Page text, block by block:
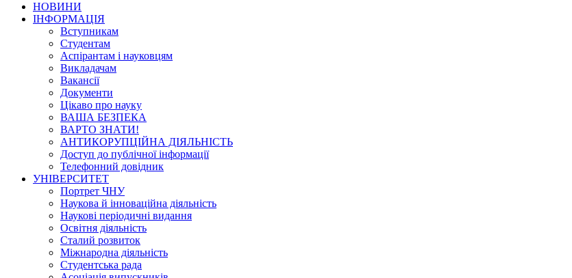
НОВИНИ
ІНФОРМАЦІЯ
Вступникам
Студентам
Аспірантам і науковцям
Викладачам
Вакансії
Документи
Цікаво про науку
ВАША БЕЗПЕКА
ВАРТО ЗНАТИ!
АНТИКОРУПЦІЙНА ДІЯЛЬНІСТЬ
Доступ до публічної інформації
Телефонний довідник
УНІВЕРСИТЕТ
Портрет ЧНУ
Наукова й інноваційна діяльність
Наукові періодичні видання
Освітня діяльність
Сталий розвиток
Міжнародна діяльність
Студентська рада